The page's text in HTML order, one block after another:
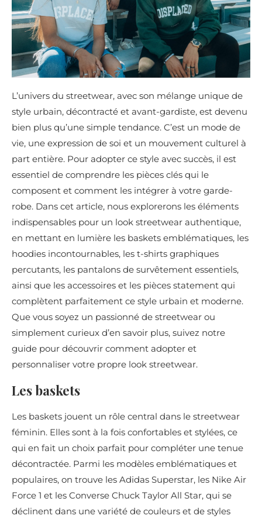
L’univers du streetwear, avec son mélange unique de
style urbain, décontracté et avant-gardiste, est devenu
bien plus qu’une simple tendance. C’est un mode de
vie, une expression de soi et un mouvement culturel à
part entière. Pour adopter ce style avec succès, il est
essentiel de comprendre les pièces clés qui le
composent et comment les intégrer à votre garde-
robe. Dans cet article, nous explorerons les éléments
indispensables pour un look streetwear authentique,
en mettant en lumière les baskets emblématiques, les
hoodies incontournables, les t-shirts graphiques
percutants, les pantalons de survêtement essentiels,
ainsi que les accessoires et les pièces statement qui
complètent parfaitement ce style urbain et moderne.
Que vous soyez un passionné de streetwear ou
simplement curieux d’en savoir plus, suivez notre
guide pour découvrir comment adopter et
personnaliser votre propre look streetwear.
Les baskets
Les baskets jouent un rôle central dans le streetwear
féminin. Elles sont à la fois confortables et stylées, ce
qui en fait un choix parfait pour compléter une tenue
décontractée. Parmi les modèles emblématiques et
populaires, on trouve les Adidas Superstar, les Nike Air
Force 1 et les Converse Chuck Taylor All Star, qui se
déclinent dans une variété de couleurs et de styles